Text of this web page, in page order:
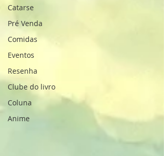
Catarse
Pré Venda
Comidas
Eventos
Resenha
Clube do livro
Coluna
Anime